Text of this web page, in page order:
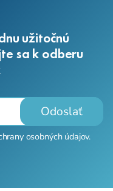
užitočnú
sa k odberu
Odoslať
osobných údajov.